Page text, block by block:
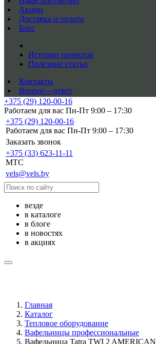
Акции
Доставка и оплата
Блог
Истории проектов
Полезные статьи
Контакты
Вопрос—ответ
+375 (29) 120-00-16
Работаем для вас Пн-Пт 9:00 – 17:30
+375 (29) 120-00-16
Работаем для вас Пн-Пт 9:00 – 17:30
Заказать звонок
+375 (33) 623-11-11
MTC
vels@vels.by
везде
в каталоге
в блоге
в новостях
в акциях
Главная
Каталог
Тепловое оборудование
Вафельницы профессиональные
Вафельница Tatra TWI 2 AMERICAN